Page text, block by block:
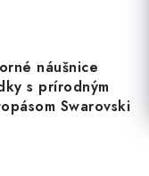
náušnice
s prírodným
Swarovski